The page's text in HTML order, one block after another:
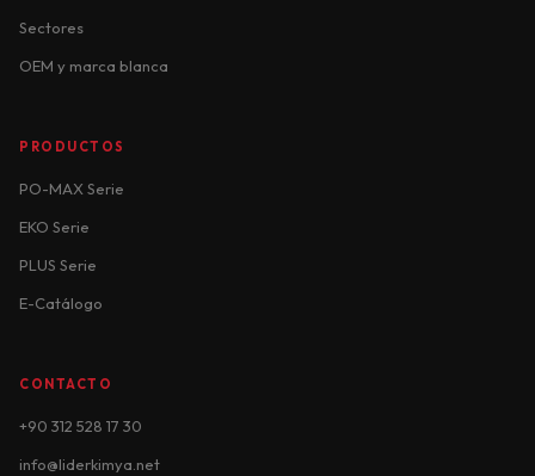
Sectores
OEM y marca blanca
PRODUCTOS
PO-MAX Serie
EKO Serie
PLUS Serie
E-Catálogo
CONTACTO
+90 312 528 17 30
info@liderkimya.net